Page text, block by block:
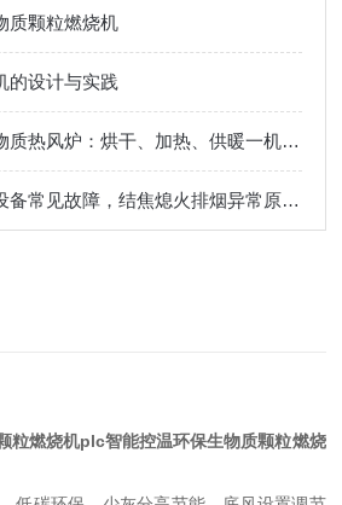
质颗粒燃烧机
的设计与实践
多功能全自动生物质热风炉：烘干、加热、供暖一机多用，提升生产效率
生物质颗粒燃烧设备常见故障，结焦熄火排烟异常原因排查维修方法
粒燃烧机plc智能控温环保生物质颗粒燃烧